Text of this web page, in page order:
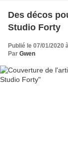
Des décos
Studio Forty
Publié le 07/01/2020
Par Gwen